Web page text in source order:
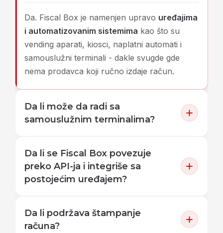
Da. Fiscal Box je namenjen upravo uređajima
i automatizovanim sistemima kao što su
vending aparati, kiosci, naplatni automati i
samouslužni terminali - dakle svugde gde
nema prodavca koji ručno izdaje račun.
Da li može da radi sa
samouslužnim terminalima?
Da. Fiscal Box seugrađuje u tok rada
samouslužnih terminala i drugih integrisanih
uređaja, tako da fiskalizacija postaje
Da li se Fiscal Box povezuje
preko API-ja i integriše sa
postojećim uređajem?
Da. Povezivanje se realizuje kroz
Teron API /
Middleware
, tako da postojeći uređaj ili sistem
Da li podržava štampanje
računa?